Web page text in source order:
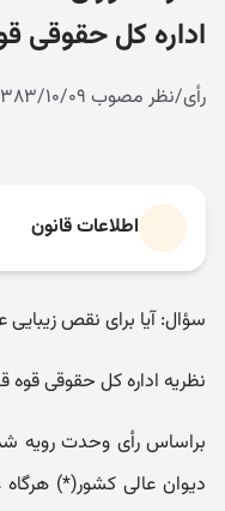
اداره کل حقوقی
رأی/نظر مصوب ۱۳۸۳/۱۰/۰۹
اطلاعات قانون
سؤال: آیا برای نقص
نظریه اداره کل حقوقی قوه
دیوان عالی کشور(*)